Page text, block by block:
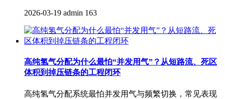
2026-03-19 admin 163
高纯氢气分配为什么最怕“并发用气”？从短路流、死区
体积到掉压链条的工程闭环
高纯氢气分配系统最怕并发用气与频繁切换，常见表现